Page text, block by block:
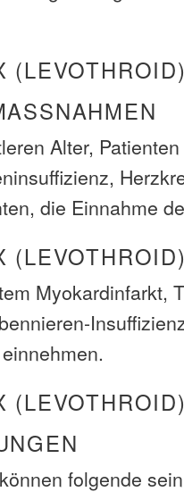
Alter,
die Einnahme
Myokardinfarkt,
folgende